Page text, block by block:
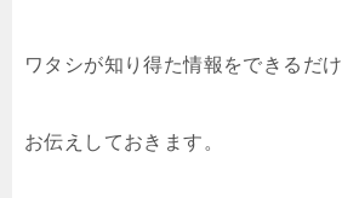
ワタシが知り得た情報をできるだけ
お伝えしておきます。